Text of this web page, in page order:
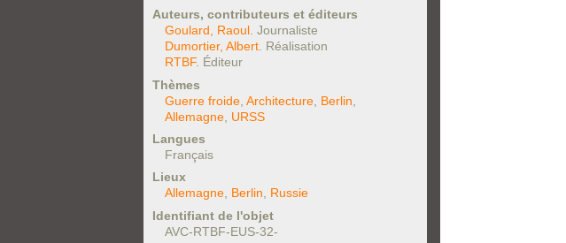
Auteurs, contributeurs et éditeurs
Goulard, Raoul. Journaliste
Dumortier, Albert. Réalisation
RTBF. Éditeur
Thèmes
Guerre froide Architecture Berlin
Allemagne URSS
Langues
Français
Lieux
Allemagne, Berlin, Russie
Identifiant de l'objet
AVC-RTBF-EUS-32-